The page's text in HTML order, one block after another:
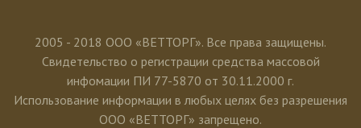
2005 - 2018 ООО «ВЕТТОРГ». Все права защищены.
Свидетельство о регистрации средства массовой
инфомации ПИ 77-5870 от 30.11.2000 г.
Использование информации в любых целях без разрешения
ООО «ВЕТТОРГ» запрещено.